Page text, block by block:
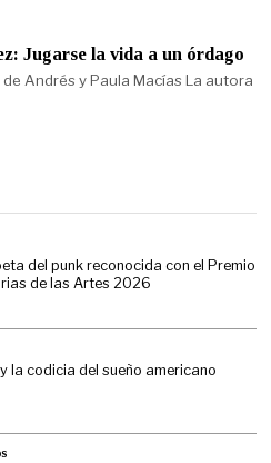
Jugarse la vida a un órdago
Andrés y Paula Macías La autora
del punk reconocida con el Premio
de las Artes 2026
y la codicia del sueño americano